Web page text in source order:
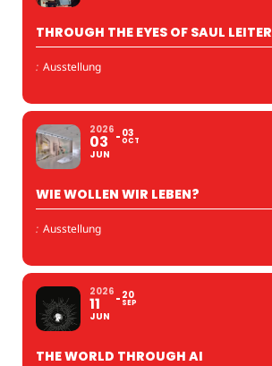
THROUGH THE EYES OF SAUL LEITER
: Ausstellung
2026
03
JUN
03
OCT
WIE WOLLEN WIR LEBEN?
: Ausstellung
2026
11
JUN
20
SEP
THE WORLD THROUGH AI